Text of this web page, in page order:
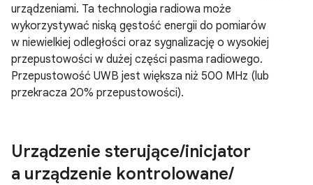
urządzeniami. Ta technologia radiowa może
wykorzystywać niską gęstość energii do pomiarów
w niewielkiej odległości oraz sygnalizację o wysokiej
przepustowości w dużej części pasma radiowego.
Przepustowość UWB jest większa niż 500 MHz (lub
przekracza 20% przepustowości).
Urządzenie sterujące/inicjator
a urządzenie kontrolowane/